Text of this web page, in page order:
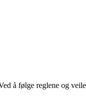
å følge reglene og